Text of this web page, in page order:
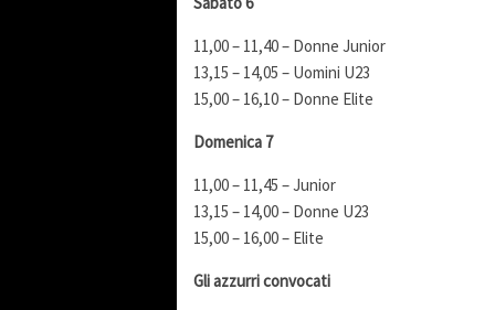
11,00 – 11,40 – Donne Junior
13,15 – 14,05 – Uomini U23
15,00 – 16,10 – Donne Elite
Domenica 7
11,00 – 11,45 – Junior
13,15 – 14,00 – Donne U23
15,00 – 16,00 – Elite
Gli azzurri convocati